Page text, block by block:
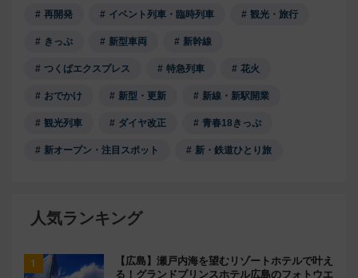
再開発 イベント列車・臨時列車 観光・旅行
きっぷ 新型車両 新幹線
つくばエクスプレス 特急列車 花火
おでかけ 新型・更新 新線・新駅開業
観光列車 ダイヤ改正 青春18きっぷ
新オープン・注目スポット 新・鉄道ひとり旅
人気ランキング
【広島】瀬戸内海を望むリゾートホテルで叶え
る！グランドプリンスホテル広島のフォトウエ